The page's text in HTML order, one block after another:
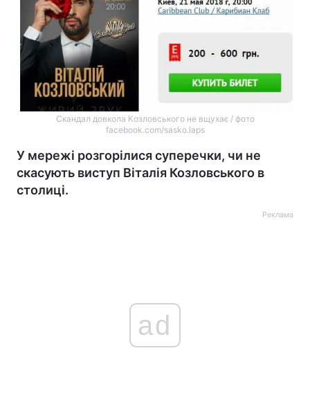
Скандал довкола Козловського не вщухає / фото
facebook.com/sasko.laps
У мережі розгорілися суперечки, чи не
скасують виступ Віталія Козловського в
столиці.
Реклама
ad